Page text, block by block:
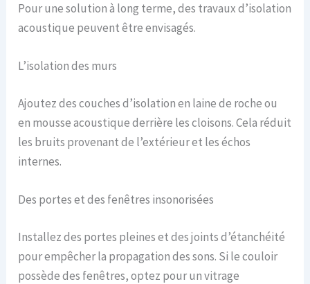
Pour une solution à long terme, des travaux d’isolation
acoustique peuvent être envisagés.
L’isolation des murs
Ajoutez des couches d’isolation en laine de roche ou
en mousse acoustique derrière les cloisons. Cela réduit
les bruits provenant de l’extérieur et les échos
internes.
Des portes et des fenêtres insonorisées
Installez des portes pleines et des joints d’étanchéité
pour empêcher la propagation des sons. Si le couloir
possède des fenêtres, optez pour un vitrage